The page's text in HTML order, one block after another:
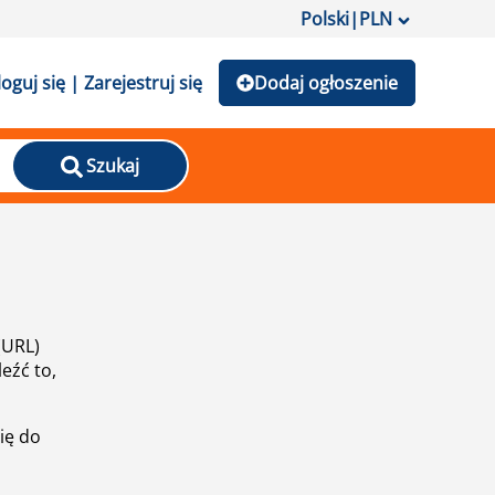
Polski|PLN
się | Zarejestruj się Dodaj ogłoszenie
Szukaj
to,
do